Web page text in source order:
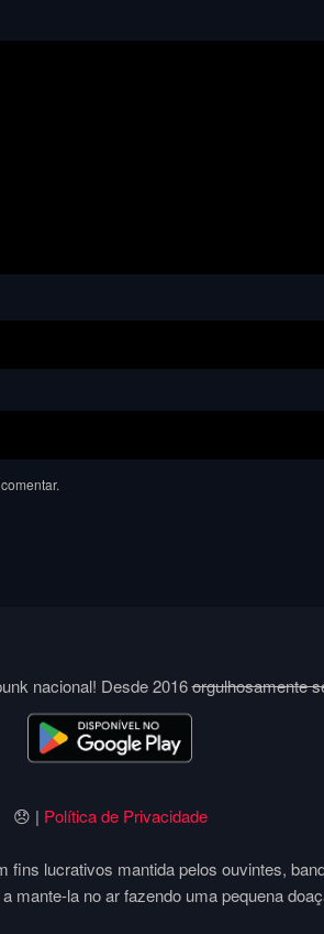
nacional! Desde 2016orgulhosamente
😞 | Política de Privacidade
fins lucrativos mantida pelos ouvintes,
mante-la no ar fazendo uma pequena